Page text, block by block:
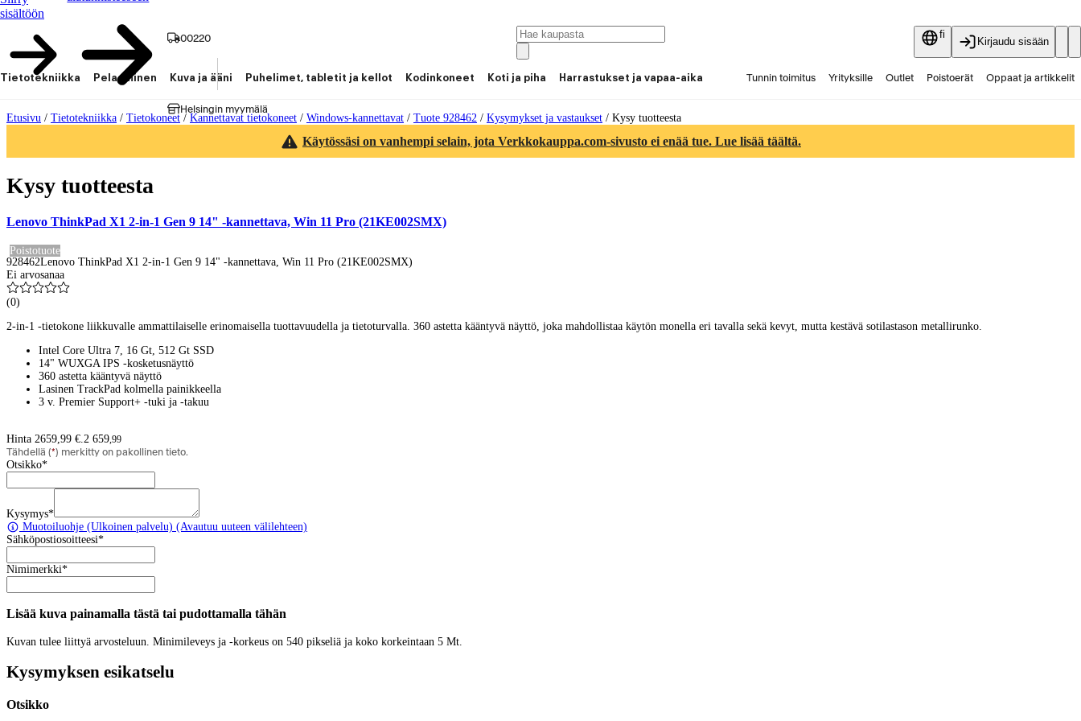
sisältöön
00220
Helsingin myymälä
fi
Kirjaudu sisään
Tietotekniikka Pelaaminen Kuva ja ääni Puhelimet, tabletit ja kellot Kodinkoneet Koti ja piha Harrastukset ja vapaa-aika Tunnin toimitus Yrityksille Outlet Poistoerät Oppaat ja artikkelit
Etusivu / Tietotekniikka / Tietokoneet / Kannettavat tietokoneet / Windows-kannettavat / Tuote 928462 / Kysymykset ja vastaukset / Kysy tuotteesta
Käytössäsi on vanhempi selain, jota Verkkokauppa.com-sivusto ei enää tue. Lue lisää täältä.
Kysy tuotteesta
Lenovo ThinkPad X1 2-in-1 Gen 9 14" -kannettava, Win 11 Pro (21KE002SMX)
Poistotuote
928462Lenovo ThinkPad X1 2-in-1 Gen 9 14" -kannettava, Win 11 Pro (21KE002SMX)
Ei arvosanaa
(0)
2-in-1 -tietokone liikkuvalle ammattilaiselle erinomaisella tuottavuudella ja tietoturvalla. 360 astetta kääntyvä näyttö, joka mahdollistaa käytön monella eri tavalla sekä kevyt, mutta kestävä sotilastason metallirunko.
Intel Core Ultra 7, 16 Gt, 512 Gt SSD
14" WUXGA IPS -kosketusnäyttö
360 astetta kääntyvä näyttö
Lasinen TrackPad kolmella painikkeella
3 v. Premier Support+ -tuki ja -takuu
Hinta 2659,99 €.2 659,99
Tähdellä (*) merkitty on pakollinen tieto.
Otsikko*
Kysymys*
Muotoiluohje (Ulkoinen palvelu) (Avautuu uuteen välilehteen)
Sähköpostiosoitteesi*
Nimimerkki*
Lisää kuva painamalla tästä tai pudottamalla tähän
Kuvan tulee liittyä arvosteluun. Minimileveys ja -korkeus on 540 pikseliä ja koko korkeintaan 5 Mt.
Kysymyksen esikatselu
Otsikko